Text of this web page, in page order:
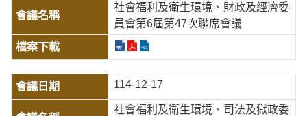
社會福利及衛生環境、財政及經濟委
員會第6屆第47次聯席會議
114-12-17
社會福利及衛生環境、司法及獄政委